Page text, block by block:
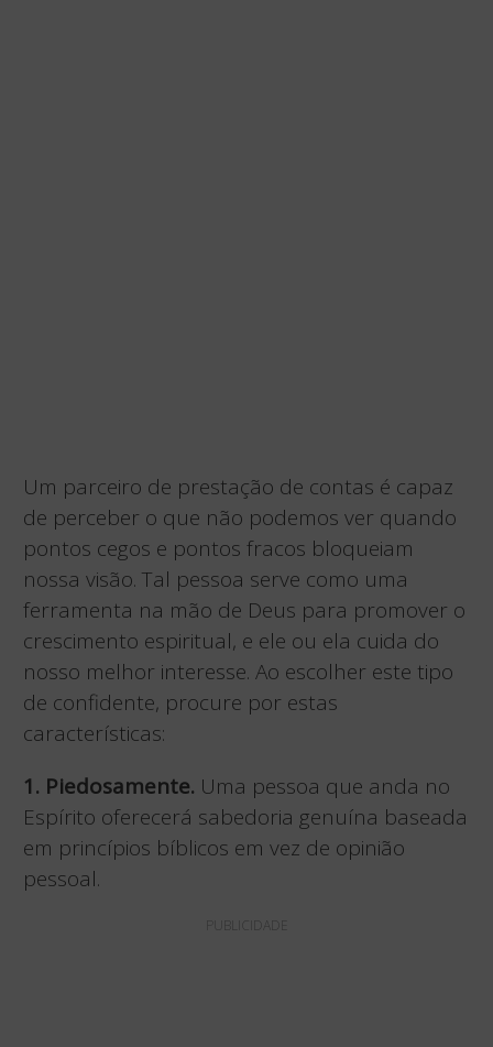
Um parceiro de prestação de contas é capaz
de perceber o que não podemos ver quando
pontos cegos e pontos fracos bloqueiam
nossa visão. Tal pessoa serve como uma
ferramenta na mão de Deus para promover o
crescimento espiritual, e ele ou ela cuida do
nosso melhor interesse. Ao escolher este tipo
de confidente, procure por estas
características:
1. Piedosamente. Uma pessoa que anda no
Espírito oferecerá sabedoria genuína baseada
em princípios bíblicos em vez de opinião
pessoal.
PUBLICIDADE